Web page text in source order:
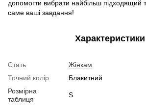
допомогти вибрати найбільш підходящий
саме ваші завдання!
Характеристики
Стать
Жінкам
Точний колір
Блакитний
Розмірна
таблиця
S